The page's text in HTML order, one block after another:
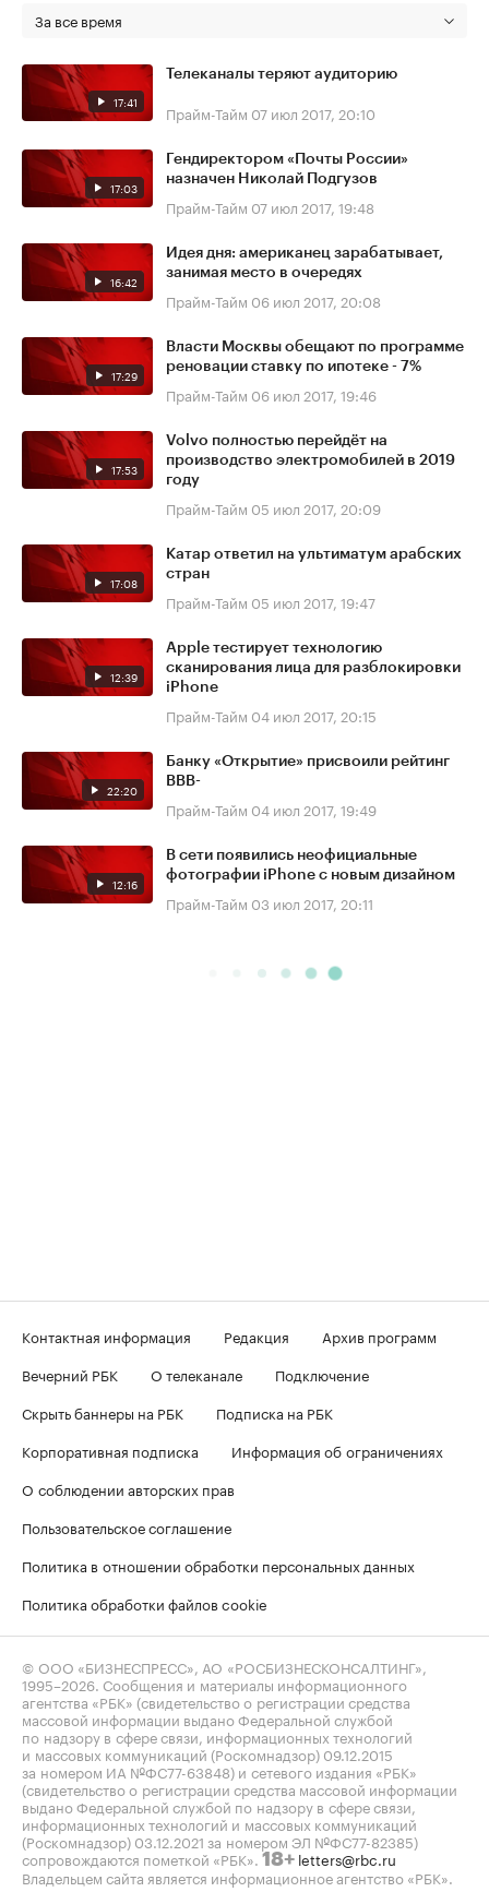
За все время
17:41
Телеканалы теряют аудиторию
Прайм-Тайм 07 июл 2017, 20:10
17:03
Гендиректором «Почты России»
назначен Николай Подгузов
Прайм-Тайм 07 июл 2017, 19:48
16:42
Идея дня: американец зарабатывает,
занимая место в очередях
Прайм-Тайм 06 июл 2017, 20:08
17:29
Власти Москвы обещают по программе
реновации ставку по ипотеке - 7%
Прайм-Тайм 06 июл 2017, 19:46
17:53
Volvo полностью перейдёт на
производство электромобилей в 2019
году
Прайм-Тайм 05 июл 2017, 20:09
17:08
Катар ответил на ультиматум арабских
стран
Прайм-Тайм 05 июл 2017, 19:47
12:39
Apple тестирует технологию
сканирования лица для разблокировки
iPhone
Прайм-Тайм 04 июл 2017, 20:15
22:20
Банку «Открытие» присвоили рейтинг
BBB-
Прайм-Тайм 04 июл 2017, 19:49
12:16
В сети появились неофициальные
фотографии iPhone с новым дизайном
Прайм-Тайм 03 июл 2017, 20:11
Контактная информация Редакция
Архив программ
Вечерний РБК
О телеканале
Подключение
Скрыть баннеры на РБК
Подписка на РБК
Корпоративная подписка
Информация об ограничениях
О соблюдении авторских прав
Пользовательское соглашение
Политика в отношении обработки персональных данных
Политика обработки файлов cookie
© ООО «БИЗНЕСПРЕСС», АО «РОСБИЗНЕСКОНСАЛТИНГ»,
1995–2026. Сообщения и материалы информационного
агентства «РБК» (свидетельство о регистрации средства
массовой информации выдано Федеральной службой
по надзору в сфере связи, информационных технологий
и массовых коммуникаций (Роскомнадзор) 09.12.2015
за номером ИА №ФС77-63848) и сетевого издания «РБК»
(свидетельство о регистрации средства массовой информации
выдано Федеральной службой по надзору в сфере связи,
информационных технологий и массовых коммуникаций
(Роскомнадзор) 03.12.2021 за номером ЭЛ №ФС77-82385)
сопровождаются пометкой «РБК». 18+ letters@rbc.ru
Владельцем сайта является информационное агентство «РБК».